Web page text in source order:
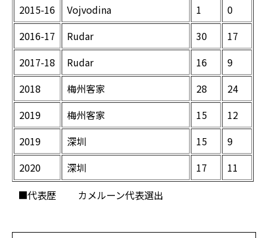
2015-16
Vojvodina 1
0
2016-17
Rudar 30
17
2017-18
Rudar 16
9
2018
梅州客家 28
24
2019
梅州客家 15
12
2019
深圳 15
9
2020
深圳 17
11
■代表歴
カメルーン代表選出